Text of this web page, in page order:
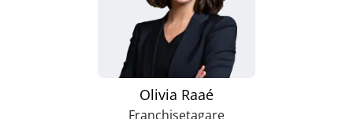
Olivia Raaé
Franchisetagare